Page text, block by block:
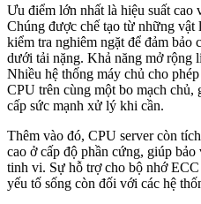
Ưu điểm lớn nhất là hiệu suất cao
Chúng được chế tạo từ những vật
kiểm tra nghiêm ngặt để đảm bảo
dưới tải nặng. Khả năng mở rộng
Nhiều hệ thống máy chủ cho
CPU trên cùng một bo mạch chủ,
cấp sức mạnh xử lý khi cần.
Thêm vào đó, CPU server còn
cao ở cấp độ phần cứng, giúp
tinh vi. Sự hỗ trợ cho bộ nhớ
yếu tố sống còn đối với các hệ